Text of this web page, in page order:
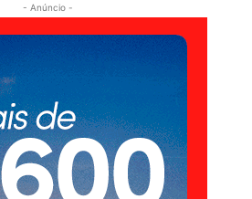
- Anúncio -